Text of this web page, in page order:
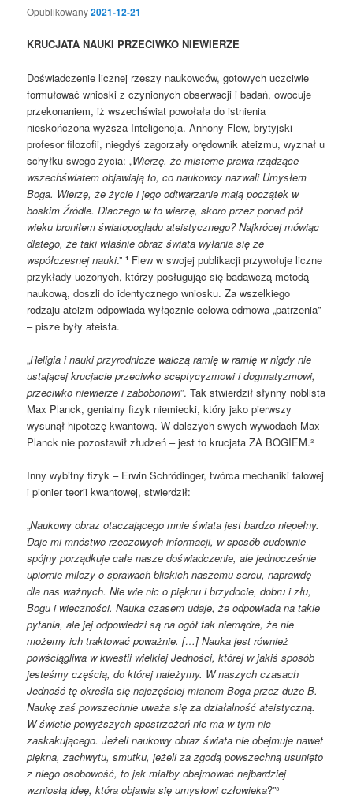
Opublikowany2021-12-21
KRUCJATA NAUKI PRZECIWKO NIEWIERZE
Doświadczenie licznej rzeszy naukowców, gotowych uczciwie
formułować wnioski z czynionych obserwacji i badań, owocuje
przekonaniem, iż wszechświat powołała do istnienia
nieskończona wyższa Inteligencja. Anhony Flew, brytyjski
profesor filozofii, niegdyś zagorzały orędownik ateizmu, wyznał u
schyłku swego życia: „Wierzę, że misterne prawa rządzące
wszechświatem objawiają to, co naukowcy nazwali Umysłem
Boga. Wierzę, że życie i jego odtwarzanie mają początek w
boskim Źródle. Dlaczego w to wierzę, skoro przez ponad pół
wieku broniłem światopoglądu ateistycznego? Najkrócej mówiąc
dlatego, że taki właśnie obraz świata wyłania się ze
współczesnej nauki.”¹ Flew w swojej publikacji przywołuje liczne
przykłady uczonych, którzy posługując się badawczą metodą
naukową, doszli do identycznego wniosku. Za wszelkiego
rodzaju ateizm odpowiada wyłącznie celowa odmowa „patrzenia”
– pisze były ateista.
„Religia i nauki przyrodnicze walczą ramię w ramię w nigdy nie
ustającej krucjacie przeciwko sceptycyzmowi i dogmatyzmowi,
przeciwko niewierze i zabobonowi”. Tak stwierdził słynny noblista
Max Planck, genialny fizyk niemiecki, który jako pierwszy
wysunął hipotezę kwantową. W dalszych swych wywodach Max
Planck nie pozostawił złudzeń – jest to krucjata ZA BOGIEM.²
Inny wybitny fizyk – Erwin Schrӧdinger, twórca mechaniki falowej
i pionier teorii kwantowej, stwierdził:
„Naukowy obraz otaczającego mnie świata jest bardzo niepełny.
Daje mi mnóstwo rzeczowych informacji, w sposób cudownie
spójny porządkuje całe nasze doświadczenie, ale jednocześnie
upiornie milczy o sprawach bliskich naszemu sercu, naprawdę
dla nas ważnych. Nie wie nic o pięknu i brzydocie, dobru i złu,
Bogu i wieczności. Nauka czasem udaje, że odpowiada na takie
pytania, ale jej odpowiedzi są na ogół tak niemądre, że nie
możemy ich traktować poważnie. […] Nauka jest również
powściągliwa w kwestii wielkiej Jedności, której w jakiś sposób
jesteśmy częścią, do której należymy. W naszych czasach
Jedność tę określa się najczęściej mianem Boga przez duże B.
Naukę zaś powszechnie uważa się za działalność ateistyczną.
W świetle powyższych spostrzeżeń nie ma w tym nic
zaskakującego. Jeżeli naukowy obraz świata nie obejmuje nawet
piękna, zachwytu, smutku, jeżeli za zgodą powszechną usunięto
z niego osobowość, to jak miałby obejmować najbardziej
wzniosłą ideę, która objawia się umysłowi człowieka?”³